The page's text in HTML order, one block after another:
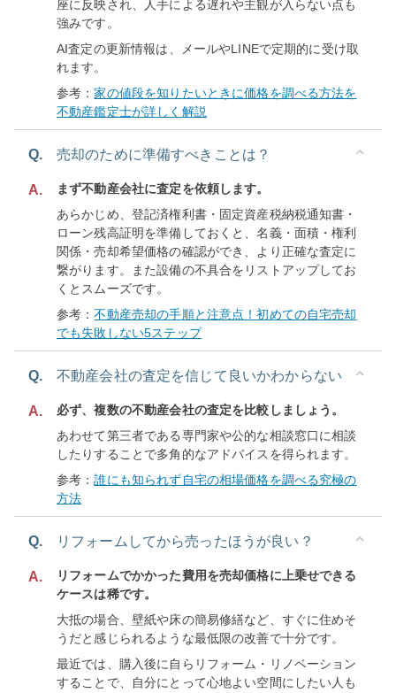
座に反映され、人手による遅れや主観が入らない点も
強みです。
AI査定の更新情報は、メールやLINEで定期的に受け取
れます。
参考：家の値段を知りたいときに価格を調べる方法を
不動産鑑定士が詳しく解説
Q. 売却のために準備すべきことは？
A.
まず不動産会社に査定を依頼します。
あらかじめ、登記済権利書・固定資産税納税通知書・
ローン残高証明を準備しておくと、名義・面積・権利
関係・売却希望価格の確認ができ、より正確な査定に
繋がります。また設備の不具合をリストアップしてお
くとスムーズです。
参考：不動産売却の手順と注意点！初めての自宅売却
でも失敗しない5ステップ
Q. 不動産会社の査定を信じて良いかわからない
A.
必ず、複数の不動産会社の査定を比較しましょう。
あわせて第三者である専門家や公的な相談窓口に相談
したりすることで多角的なアドバイスを得られます。
参考：誰にも知られず自宅の相場価格を調べる究極の
方法
Q. リフォームしてから売ったほうが良い？
A.
リフォームでかかった費用を売却価格に上乗せできる
ケースは稀です。
大抵の場合、壁紙や床の簡易修繕など、すぐに住めそ
うだと感じられるような最低限の改善で十分です。
最近では、購入後に自らリフォーム・リノベーション
することで、自分にとって心地よい空間にしたい人も